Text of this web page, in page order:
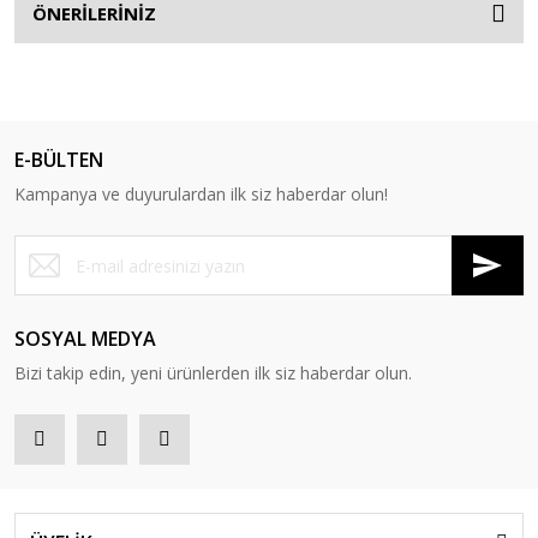
ÖNERİLERİNİZ
E-BÜLTEN
Kampanya ve duyurulardan ilk siz haberdar olun!
SOSYAL MEDYA
Bizi takip edin, yeni ürünlerden ilk siz haberdar olun.